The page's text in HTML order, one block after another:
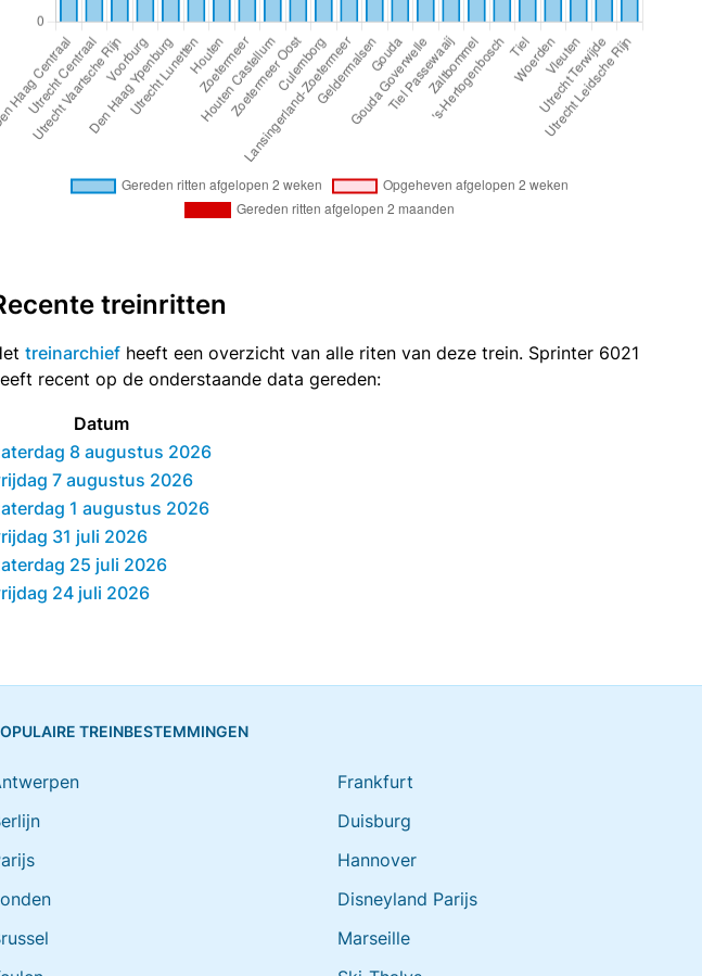
treinritten
treinarchief heeft een overzicht van alle riten van deze trein. Sprinter 6021
recent op de onderstaande data gereden:
Datum
8 augustus 2026
7 augustus 2026
1 augustus 2026
31 juli 2026
25 juli 2026
24 juli 2026
TREINBESTEMMINGEN
Frankfurt
Duisburg
Hannover
Disneyland Parijs
Marseille